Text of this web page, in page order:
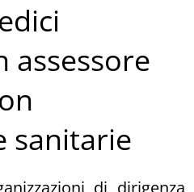
assessore
sanitarie
di dirigenza